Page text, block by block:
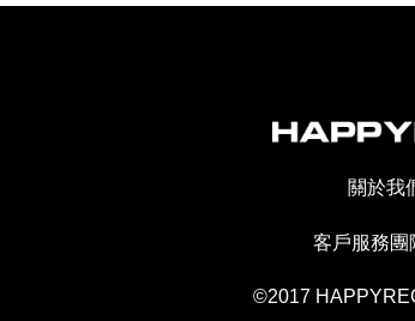
關於我
客戶服務團
©2017